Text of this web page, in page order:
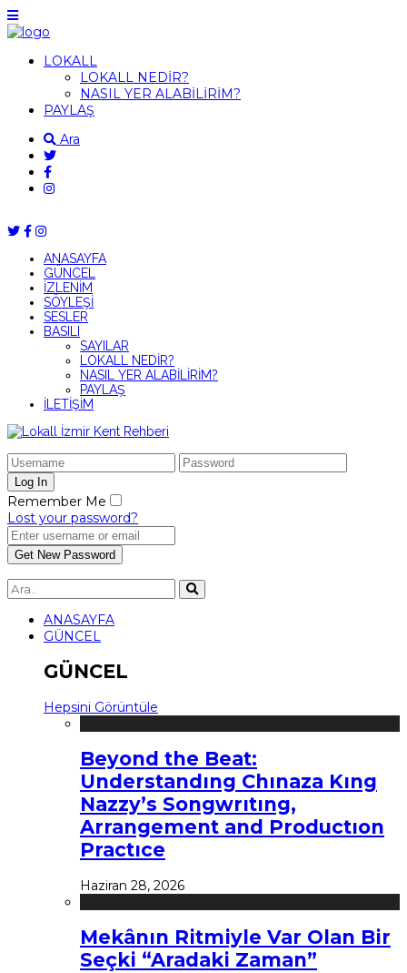
LOKALL
LOKALL NEDİR?
NASIL YER ALABİLİRİM?
PAYLAŞ
Ara
ANASAYFA
GÜNCEL
İZLENİM
SÖYLEŞİ
SESLER
BASILI
SAYILAR
LOKALL NEDİR?
NASIL YER ALABİLİRİM?
PAYLAŞ
İLETİŞİM
Remember Me
Lost your password?
ANASAYFA
GÜNCEL
GÜNCEL
Hepsini Görüntüle
Beyond the Beat:
Understandıng Chınaza Kıng
Nazzy’s Songwrıtıng,
Arrangement and Productıon
Practıce
Haziran 28, 2026
Mekânın Ritmiyle Var Olan Bir
Seçki “Aradaki Zaman”